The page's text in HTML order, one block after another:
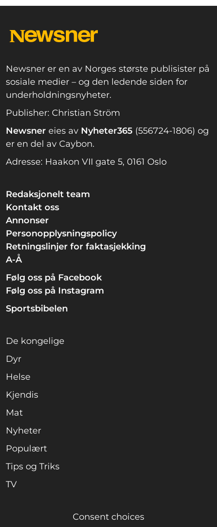
Newsner er en av Norges største publisister på
sosiale medier – og den ledende siden for
underholdningsnyheter.
Publisher: Christian Ström
Newsner eies av Nyheter365 (556724-1806) og
er en del av Caybon.
Adresse: Haakon VII gate 5, 0161 Oslo
Redaksjonelt team
Kontakt oss
Annonser
Personopplysningspolicy
Retningslinjer for faktasjekking
A-Å
Følg oss på Facebook
Følg oss på Instagram
Sportsbibelen
De kongelige
Dyr
Helse
Kjendis
Mat
Nyheter
Populært
Tips og Triks
TV
Consent choices